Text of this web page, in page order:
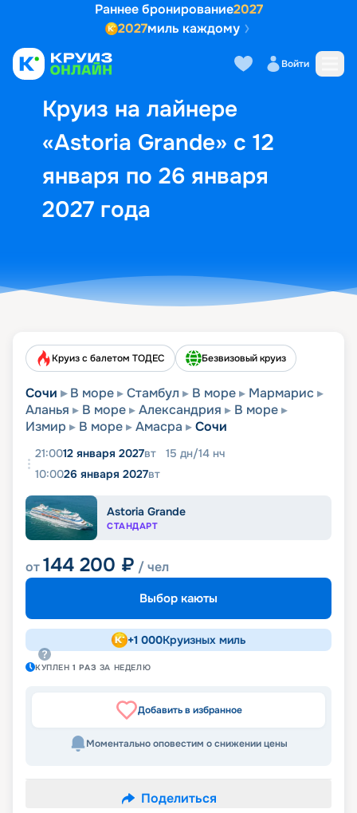
Раннее бронирование2027
2027миль каждому
Войти
Круиз на лайнере
«Astoria Grande» с 12
января по 26 января
2027 года
Выбор кают Маршрут и
Круиз с балетом ТОДЕС Безвизовый круиз
Сочи В море Стамбул В море
Мармарис
Аланья
В море Александрия
В море
Измир
В море Амасра Сочи
21:0012 января 2027вт 15 дн/14 нч
10:0026 января 2027вт
Astoria Grande
СТАНДАРТ
от144 200 ₽ / чел
Выбор каюты
+1 000Круизных миль
КУПЛЕН1 РАЗ ЗА НЕДЕЛЮ
Добавить в избранное
Моментально оповестим о снижении цены
Поделиться